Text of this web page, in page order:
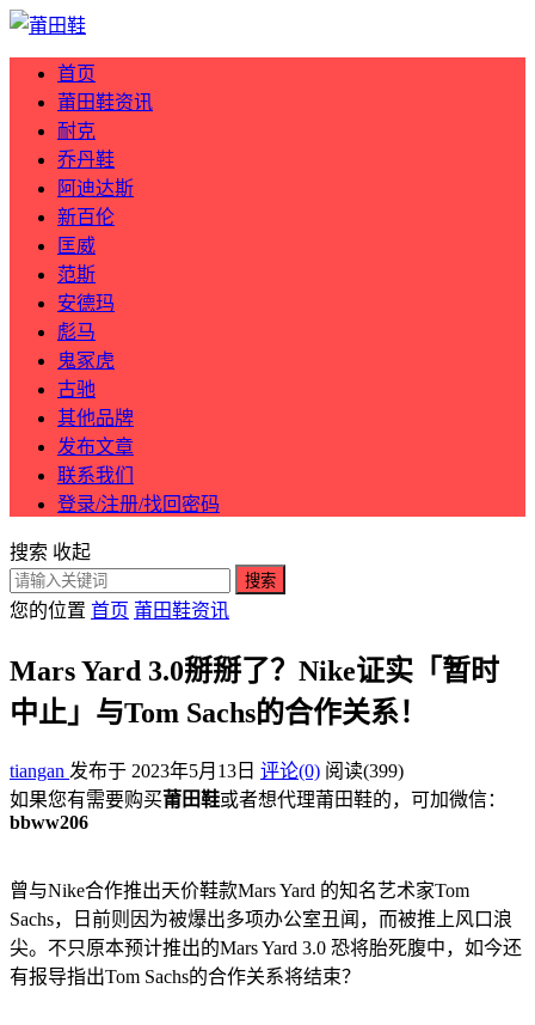
首页
莆田鞋资讯
耐克
乔丹鞋
阿迪达斯
新百伦
匡威
范斯
安德玛
彪马
鬼冢虎
古驰
其他品牌
发布文章
联系我们
登录/注册/找回密码
搜索 收起
搜索
您的位置 首页 莆田鞋资讯
Mars Yard 3.0掰掰了？Nike证实「暂时
中止」与Tom Sachs的合作关系！
tiangan 发布于 2023年5月13日 评论(0) 阅读(399)
如果您有需要购买莆田鞋或者想代理莆田鞋的，可加微信：
bbww206
曾与Nike合作推出天价鞋款Mars Yard 的知名艺术家Tom
Sachs，日前则因为被爆出多项办公室丑闻，而被推上风口浪
尖。不只原本预计推出的Mars Yard 3.0 恐将胎死腹中，如今还
有报导指出Tom Sachs的合作关系将结束？